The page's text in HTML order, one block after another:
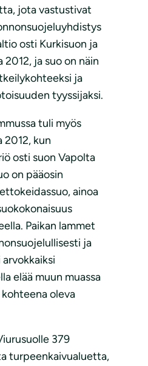
jota vastustivat
osti Kurkisuon ja
2012, ja suo on näin
ja
tyyssijaksi.
tuli myös
2012, kun
osti suon Vapolta
on pääosin
ainoa
Paikan lammet
ja
elää muun muassa
oleva
379
turpeenkaivualuetta,